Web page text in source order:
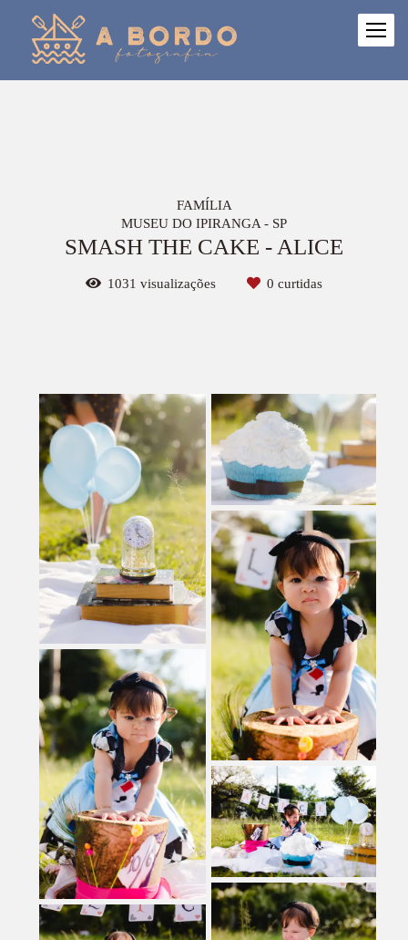
FAMÍLIA
MUSEU DO IPIRANGA - SP
SMASH THE CAKE - ALICE
1031 visualizações 0 curtidas